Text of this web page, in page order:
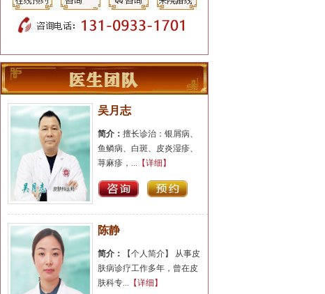
简介：
医生擅长牛皮癣、鱼
鳞病、白癜风、青春痘(痤
吴月志
简介： 擅长诊治：银屑病、
鱼鳞病、白斑、皮炎湿疹、
荨麻疹，...
【详细】
陈静
简介：
【个人简介】 从事皮
肤病诊疗工作多年，曾在皮
肤科专...
【详细】